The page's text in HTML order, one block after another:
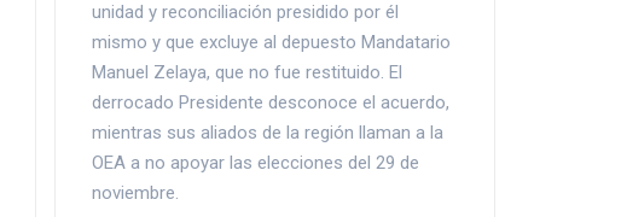
unidad y reconciliación presidido por él
mismo y que excluye al depuesto Mandatario
Manuel Zelaya, que no fue restituido. El
derrocado Presidente desconoce el acuerdo,
mientras sus aliados de la región llaman a la
OEA a no apoyar las elecciones del 29 de
noviembre.